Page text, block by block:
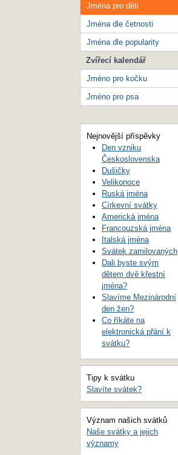
Jména pro děti
Jména dle četnosti
Jména dle popularity
Zvířecí kalendář
Jméno pro kočku
Jméno pro psa
Nejnovější příspěvky
Den vzniku
Československa
Dušičky
Velikonoce
Ruská jména
Církevní svátky
Americká jména
Francouzská jména
Italská jména
Svátek zamilovaných
Dali byste svým
dětem dvě křestní
jména?
Slavíme Mezinárodní
den žen?
Co říkáte na
elektronická přání k
svátku?
Tipy k svátku
Slavíte svátek?
Význam našich svátků
Naše svátky a jejich
významy